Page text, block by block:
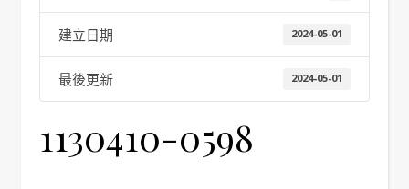
建立日期 2024-05-01
最後更新 2024-05-01
1130410-0598